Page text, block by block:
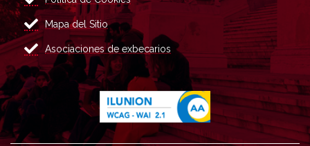
Mapa del Sitio
Asociaciones de exbecarios